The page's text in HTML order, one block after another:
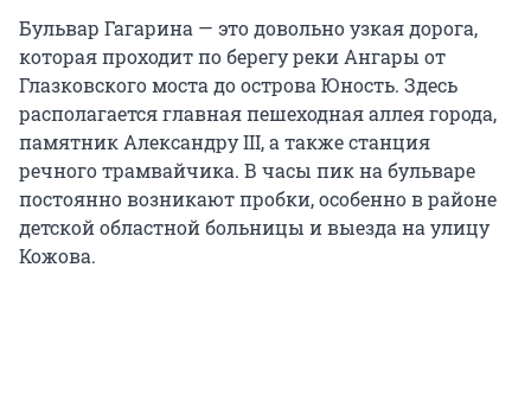
Бульвар Гагарина — это довольно узкая дорога,
которая проходит по берегу реки Ангары от
Глазковского моста до острова Юность. Здесь
располагается главная пешеходная аллея города,
памятник Александру III, а также станция
речного трамвайчика. В часы пик на бульваре
постоянно возникают пробки, особенно в районе
детской областной больницы и выезда на улицу
Кожова.